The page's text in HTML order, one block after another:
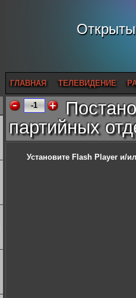
ГЛАВНАЯ ТЕЛЕВИДЕНИЕ
-1
партийных
Установите Flash Player и/